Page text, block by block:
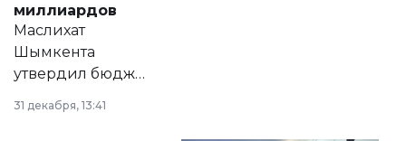
миллиардов
Маслихат
Шымкента
утвердил бюджет
города на 2026–
2028 годы.
31 декабря, 13:41